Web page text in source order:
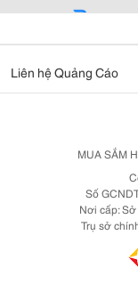
Liên hệ Quảng Cáo
MUA SẮM
Số
Nơi cấp:
Trụ sở